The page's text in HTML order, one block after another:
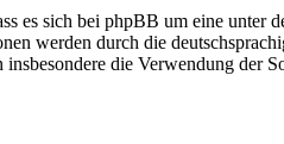
es sich bei phpBB um eine unter
werden durch die
die Verwendung der